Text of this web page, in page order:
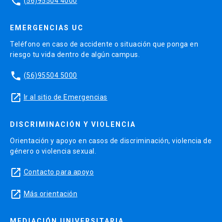
EMERGENCIAS UC
Teléfono en caso de accidente o situación que ponga en
riesgo tu vida dentro de algún campus.
phone (56)95504 5000
launch Ir al sitio de Emergencias
DISCRIMINACIÓN Y VIOLENCIA
Orientación y apoyo en casos de discriminación, violencia de
género o violencia sexual.
launch Contacto para apoyo
launch Más orientación